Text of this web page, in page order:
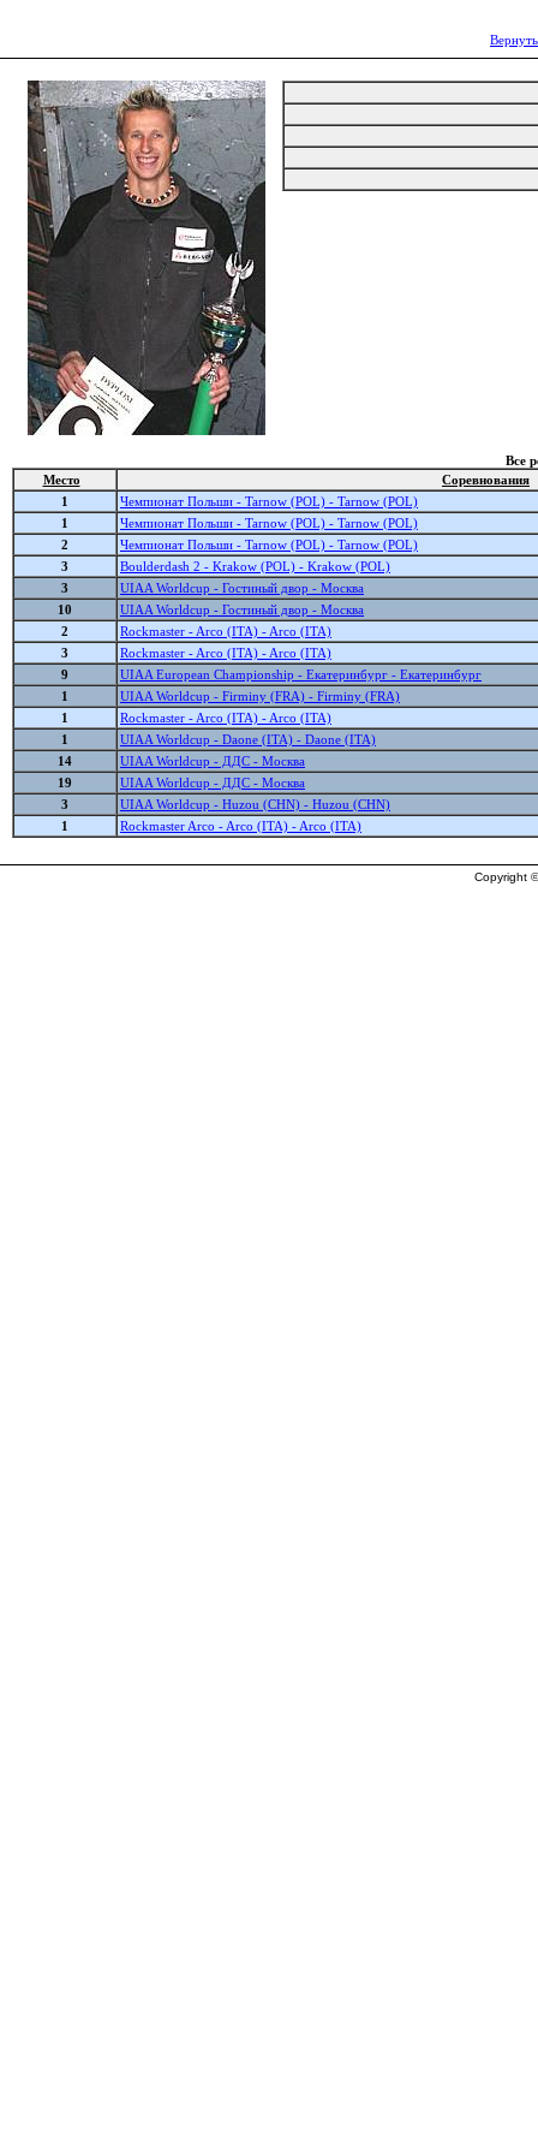
Все
Место
Соревнования
1
Чемпионат Польши - Tarnow (POL) - Tarnow (POL)
1
Чемпионат Польши - Tarnow (POL) - Tarnow (POL)
2
Чемпионат Польши - Tarnow (POL) - Tarnow (POL)
3
Boulderdash 2 - Krakow (POL) - Krakow (POL)
3
UIAA Worldcup - Гостиный двор - Москва
10
UIAA Worldcup - Гостиный двор - Москва
2
Rockmaster - Arco (ITA) - Arco (ITA)
3
Rockmaster - Arco (ITA) - Arco (ITA)
9
UIAA European Championship - Екатеринбург - Екатеринбург
1
UIAA Worldcup - Firminy (FRA) - Firminy (FRA)
1
Rockmaster - Arco (ITA) - Arco (ITA)
1
UIAA Worldcup - Daone (ITA) - Daone (ITA)
14
UIAA Worldcup - ДДС - Москва
19
UIAA Worldcup - ДДС - Москва
3
UIAA Worldcup - Huzou (CHN) - Huzou (CHN)
1
Rockmaster Arco - Arco (ITA) - Arco (ITA)
Copyright